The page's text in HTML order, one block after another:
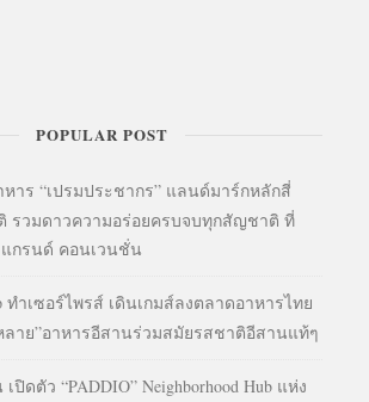
POPULAR POST
หาร “เปรมประชากร” แลนด์มาร์กหลักสี่
รวมดาวความอร่อยครบจบทุกสัญชาติ ที่
กรนด์ คอนเวนชั่น
ทำเซอร์ไพรส์ เดินเกมส์ลงตลาดอาหารไทย
ลาย”อาหารอีสานร่วมสมัยรสชาติอีสานแท้ๆ
ปิดตัว “PADDIO” Neighborhood Hub แห่ง